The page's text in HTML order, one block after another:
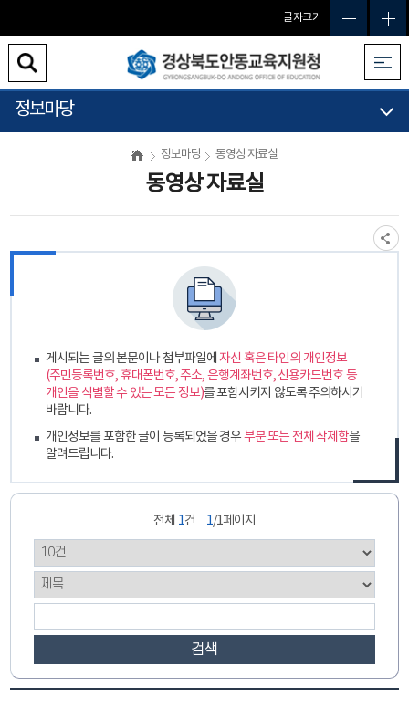
글자크기
정보마당
정보마당 동영상 자료실
동영상 자료실
게시되는 글의 본문이나 첨부파일에자신 혹은 타인의 개인정보
(주민등록번호, 휴대폰번호, 주소, 은행계좌번호, 신용카드번호 등
개인을 식별할 수 있는 모든 정보)를 포함시키지 않도록 주의하시기
바랍니다.
개인정보를 포함한 글이 등록되었을 경우부분 또는 전체 삭제함을
알려드립니다.
전체 1건 1/1페이지
검색